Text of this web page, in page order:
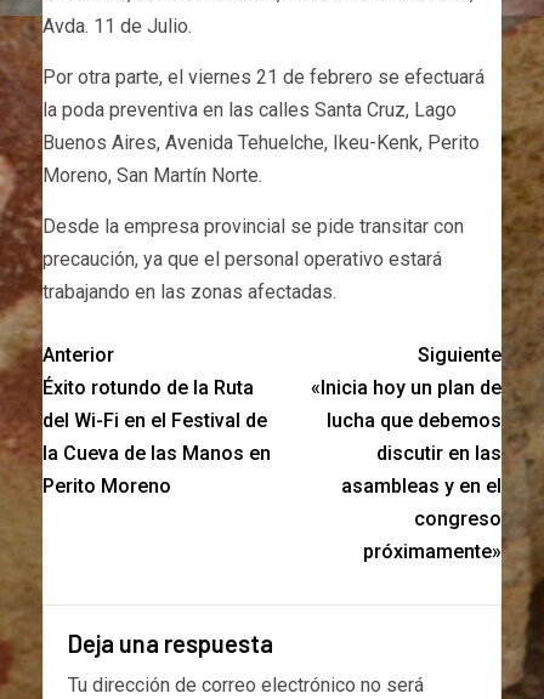
Avda. 11 de Julio.
Por otra parte, el viernes 21 de febrero se efectuará
la poda preventiva en las calles Santa Cruz, Lago
Buenos Aires, Avenida Tehuelche, Ikeu-Kenk, Perito
Moreno, San Martín Norte.
Desde la empresa provincial se pide transitar con
precaución, ya que el personal operativo estará
trabajando en las zonas afectadas.
Anterior
Éxito rotundo de la Ruta
del Wi-Fi en el Festival de
la Cueva de las Manos en
Perito Moreno
Siguiente
«Inicia hoy un plan de
lucha que debemos
discutir en las
asambleas y en el
congreso
próximamente»
Deja una respuesta
Tu dirección de correo electrónico no será